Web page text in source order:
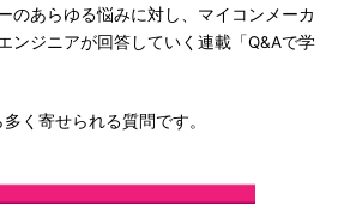
のあらゆる悩みに対し、マイコンメーカ
ンジニアが回答していく連載「Q&Aで学
く寄せられる質問です。